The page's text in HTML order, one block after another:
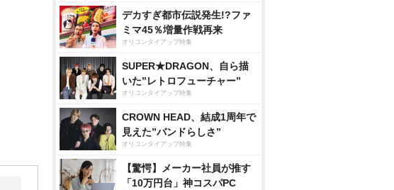
デカすぎ都市伝説発生!?ファ
ミマ45％増量作戦再来
オリコンタイアップ特集
SUPER★DRAGON、自ら描
いた”レトロフューチャー”
オリコンタイアップ特集
CROWN HEAD、結成1周年で
見えた”バンドらしさ”
オリコンタイアップ特集
【驚愕】メーカー社員が推す
「10万円台」神コスパPC